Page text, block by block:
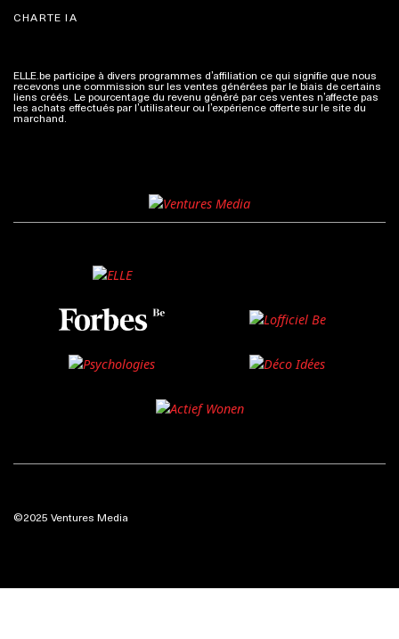
CHARTE IA
ELLE.be participe à divers programmes d’affiliation ce qui signifie que nous
recevons une commission sur les ventes générées par le biais de certains
liens créés. Le pourcentage du revenu généré par ces ventes n’affecte pas
les achats effectués par l’utilisateur ou l’expérience offerte sur le site du
marchand. Plus d'infos
©2025 Ventures Media